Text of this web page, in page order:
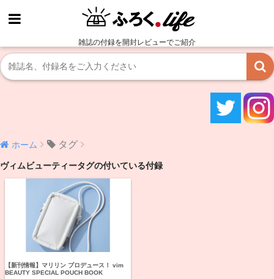
雑誌の付録を開封レビューでご紹介
ホーム タグ
ヴィムビューティータグの付いている付録
【新刊情報】マリリン プロデュース！ vim
BEAUTY SPECIAL POUCH BOOK